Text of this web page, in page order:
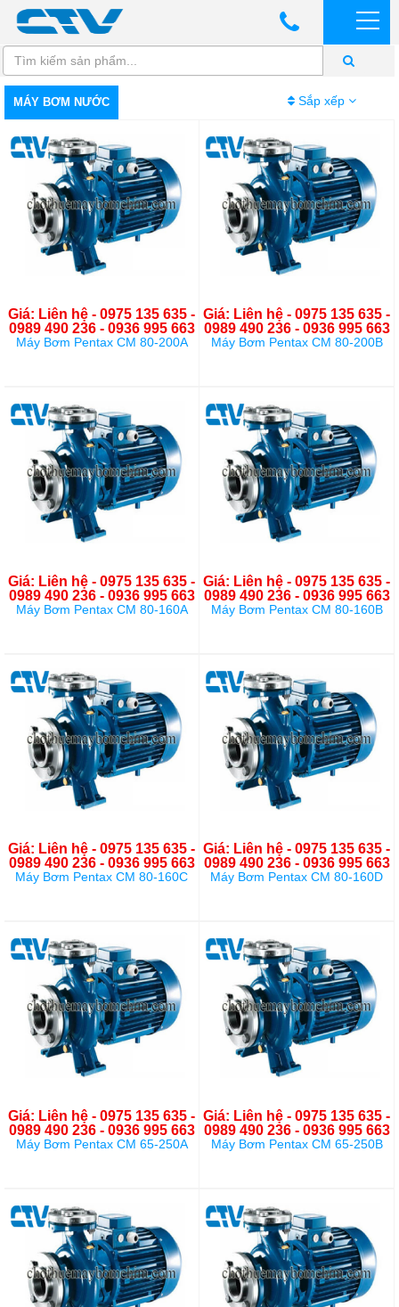
MÁY BƠM NƯỚC Sắp xếp
Giá: Liên hệ - 0975 135 635 -
0989 490 236 - 0936 995 663
Máy Bơm Pentax CM 80-200A
Giá: Liên hệ - 0975 135 635 -
0989 490 236 - 0936 995 663
Máy Bơm Pentax CM 80-200B
Giá: Liên hệ - 0975 135 635 -
0989 490 236 - 0936 995 663
Máy Bơm Pentax CM 80-160A
Giá: Liên hệ - 0975 135 635 -
0989 490 236 - 0936 995 663
Máy Bơm Pentax CM 80-160B
Giá: Liên hệ - 0975 135 635 -
0989 490 236 - 0936 995 663
Máy Bơm Pentax CM 80-160C
Giá: Liên hệ - 0975 135 635 -
0989 490 236 - 0936 995 663
Máy Bơm Pentax CM 80-160D
Giá: Liên hệ - 0975 135 635 -
0989 490 236 - 0936 995 663
Máy Bơm Pentax CM 65-250A
Giá: Liên hệ - 0975 135 635 -
0989 490 236 - 0936 995 663
Máy Bơm Pentax CM 65-250B